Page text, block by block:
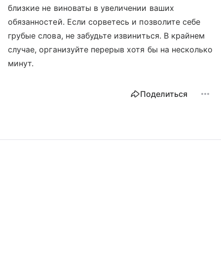
близкие не виноваты в увеличении ваших
обязанностей. Если сорветесь и позволите себе
грубые слова, не забудьте извиниться. В крайнем
случае, организуйте перерыв хотя бы на несколько
минут.
Поделиться